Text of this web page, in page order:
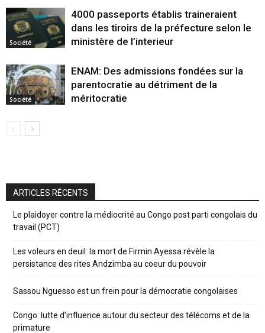
Société
4000 passeports établis traineraient
dans les tiroirs de la préfecture selon le
ministère de l’interieur
Société
ENAM: Des admissions fondées sur la
parentocratie au détriment de la
méritocratie
ARTICLES RÉCENTS
Le plaidoyer contre la médiocrité au Congo post parti congolais du
travail (PCT)
Les voleurs en deuil: la mort de Firmin Ayessa révèle la
persistance des rites Andzimba au coeur du pouvoir
Sassou Nguesso est un frein pour la démocratie congolaises
Congo: lutte d’influence autour du secteur des télécoms et de la
primature